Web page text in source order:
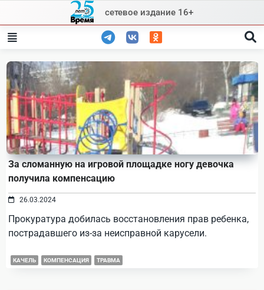
content
сетевое издание 16+
За сломанную на игровой площадке ногу девочка
получила компенсацию
26.03.2024
Прокуратура добилась восстановления прав ребенка,
пострадавшего из-за неисправной карусели.
КАЧЕЛЬ КОМПЕНСАЦИЯ ТРАВМА